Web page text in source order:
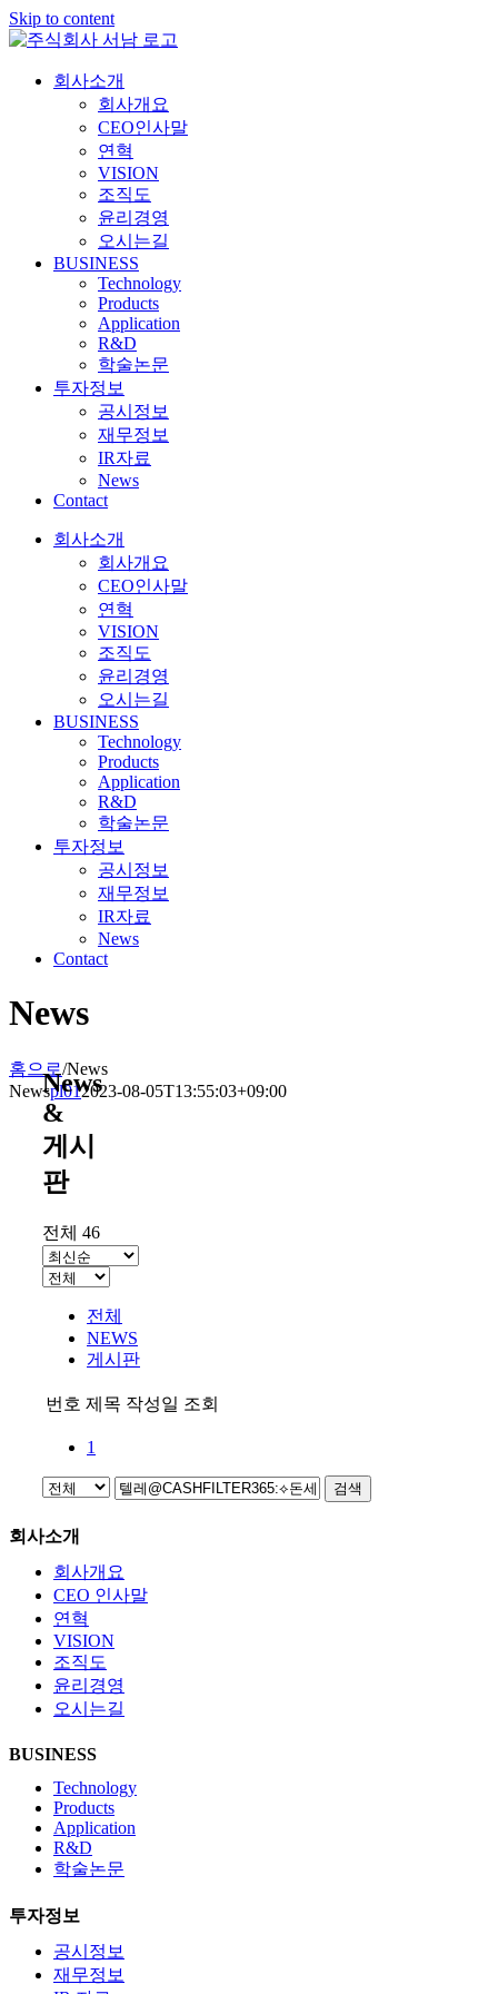
Skip to content
회사소개
회사개요
CEO인사말
연혁
VISION
조직도
윤리경영
오시는길
BUSINESS
Technology
Products
Application
R&D
학술논문
투자정보
공시정보
재무정보
IR자료
News
Contact
회사소개
회사개요
CEO인사말
연혁
VISION
조직도
윤리경영
오시는길
BUSINESS
Technology
Products
Application
R&D
학술논문
투자정보
공시정보
재무정보
IR자료
News
Contact
News
홈으로/News
Newspl012023-08-05T13:55:03+09:00
News
&
게시
판
전체 46
전체
NEWS
게시판
번호 제목 작성일 조회
1
검색
회사소개
회사개요
CEO 인사말
연혁
VISION
조직도
윤리경영
오시는길
BUSINESS
Technology
Products
Application
R&D
학술논문
투자정보
공시정보
재무정보